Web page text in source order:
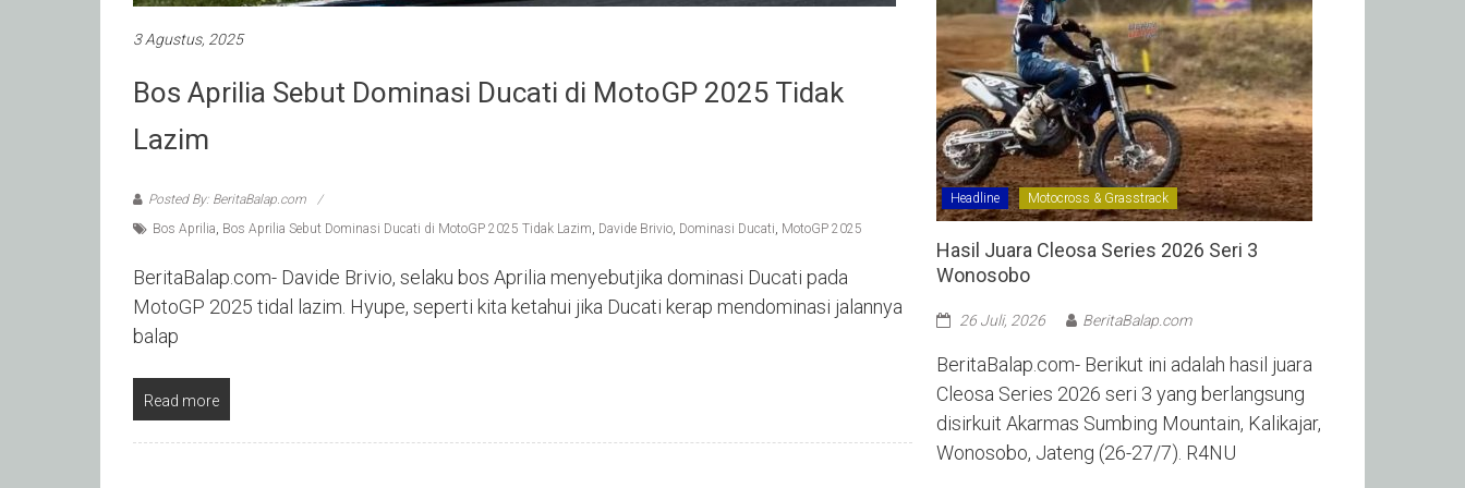
3 Agustus, 2025
Bos Aprilia Sebut Dominasi Ducati di MotoGP 2025 Tidak
Lazim
Posted By: BeritaBalap.com
Bos Aprilia, Bos Aprilia Sebut Dominasi Ducati di MotoGP 2025 Tidak Lazim, Davide Brivio, Dominasi Ducati, MotoGP 2025
BeritaBalap.com- Davide Brivio, selaku bos Aprilia menyebutjika dominasi Ducati pada
MotoGP 2025 tidal lazim. Hyupe, seperti kita ketahui jika Ducati kerap mendominasi jalannya
balap
Read more
Headline Motocross & Grasstrack
Hasil Juara Cleosa Series 2026 Seri 3
Wonosobo ‎
26 Juli, 2026 BeritaBalap.com
BeritaBalap.com- Berikut ini adalah hasil juara
Cleosa Series 2026 seri 3 yang berlangsung
disirkuit Akarmas Sumbing Mountain, Kalikajar,
Wonosobo, Jateng (26-27/7). R4NU